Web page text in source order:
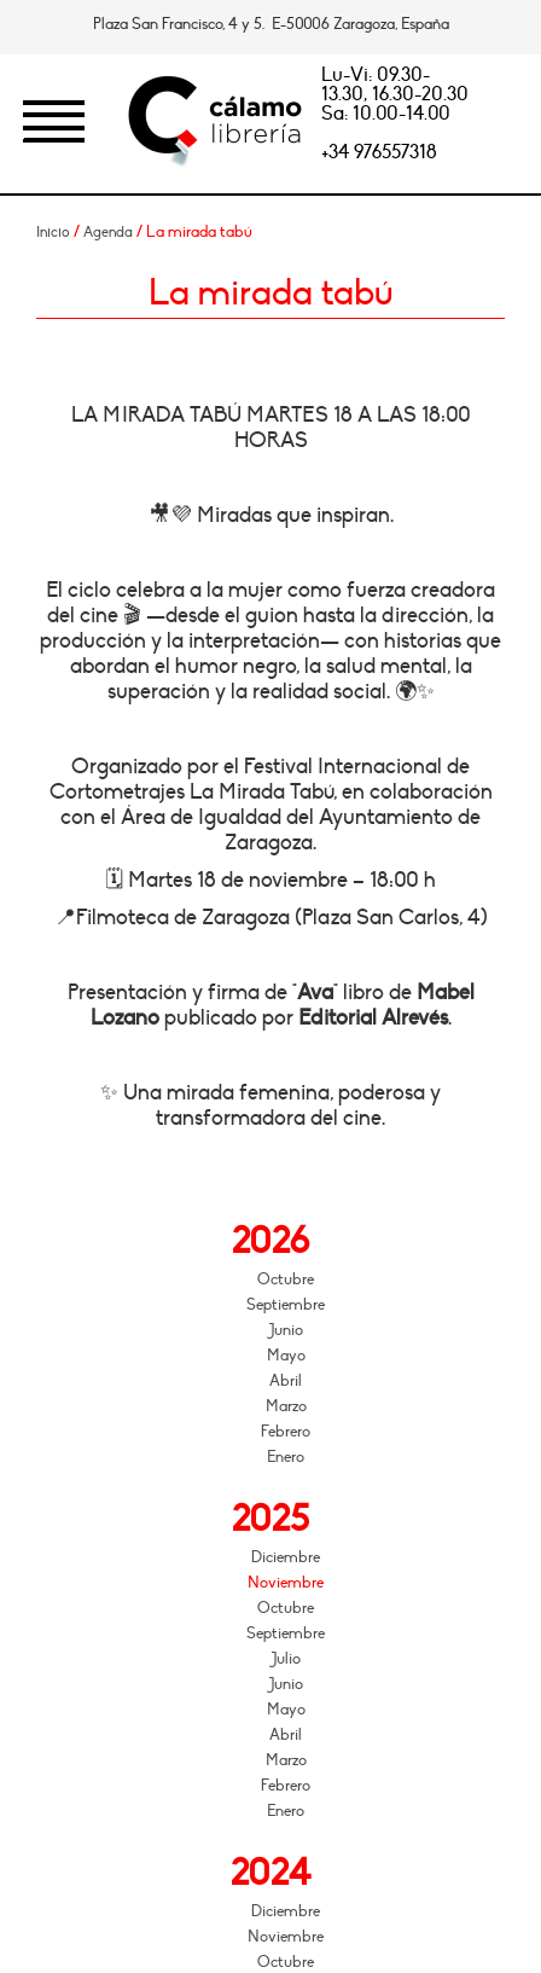
Plaza San Francisco, 4 y 5. E-50006 Zaragoza, España
Lu-Vi: 09.30-
13.30, 16.30-20.30
Sa: 10.00-14.00
+34 976557318
Inicio / Agenda / La mirada tabú
La mirada tabú
LA MIRADA TABÚ MARTES 18 A LAS 18:00
HORAS
🎥💜 Miradas que inspiran.
El ciclo celebra a la mujer como fuerza creadora
del cine 🎬 —desde el guion hasta la dirección, la
producción y la interpretación— con historias que
abordan el humor negro, la salud mental, la
superación y la realidad social. 🌍✨
Organizado por el Festival Internacional de
Cortometrajes La Mirada Tabú, en colaboración
con el Área de Igualdad del Ayuntamiento de
Zaragoza.
🗓️ Martes 18 de noviembre – 18:00 h
📍Filmoteca de Zaragoza (Plaza San Carlos, 4)
Presentación y firma de "Ava" libro de Mabel
Lozanopublicado por Editorial Alrevés.
✨ Una mirada femenina, poderosa y
transformadora del cine.
2026
Octubre
Septiembre
Junio
Mayo
Abril
Marzo
Febrero
Enero
2025
Diciembre
Noviembre
Octubre
Septiembre
Julio
Junio
Mayo
Abril
Marzo
Febrero
Enero
2024
Diciembre
Noviembre
Octubre